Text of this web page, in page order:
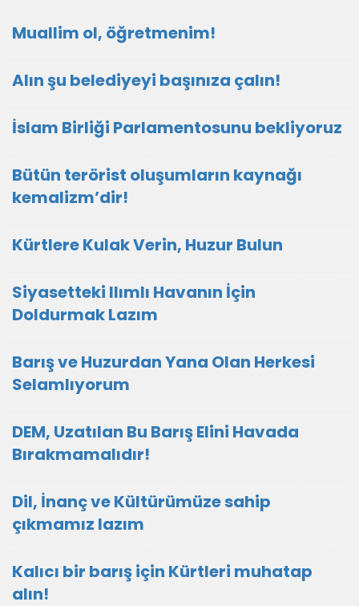
Muallim ol, öğretmenim!
Alın şu belediyeyi başınıza çalın!
İslam Birliği Parlamentosunu bekliyoruz
Bütün terörist oluşumların kaynağı
kemalizm’dir!
Kürtlere Kulak Verin, Huzur Bulun
Siyasetteki Ilımlı Havanın İçin
Doldurmak Lazım
Barış ve Huzurdan Yana Olan Herkesi
Selamlıyorum
DEM, Uzatılan Bu Barış Elini Havada
Bırakmamalıdır!
Dil, İnanç ve Kültürümüze sahip
çıkmamız lazım
Kalıcı bir barış için Kürtleri muhatap
alın!